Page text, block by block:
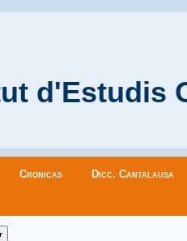
d'Estudis
Cronicas Dicc. Cantalausa